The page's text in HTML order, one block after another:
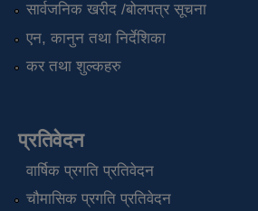
सार्वजनिक खरीद /बोलपत्र सूचना
एन, कानुन तथा निर्देशिका
कर तथा शुल्कहरु
प्रतिवेदन
वार्षिक प्रगति प्रतिवेदन
चौमासिक प्रगति प्रतिवेदन